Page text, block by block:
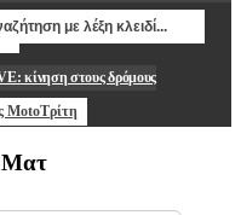
κίνηση στους δρόμους
MotoΤρίτη
Ματ